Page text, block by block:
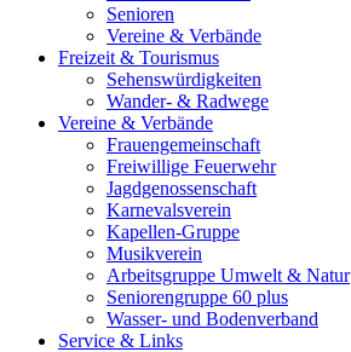
Senioren
Vereine & Verbände
Freizeit & Tourismus
Sehenswürdigkeiten
Wander- & Radwege
Vereine & Verbände
Frauengemeinschaft
Freiwillige Feuerwehr
Jagdgenossenschaft
Karnevalsverein
Kapellen-Gruppe
Musikverein
Arbeitsgruppe Umwelt & Natur
Seniorengruppe 60 plus
Wasser- und Bodenverband
Service & Links